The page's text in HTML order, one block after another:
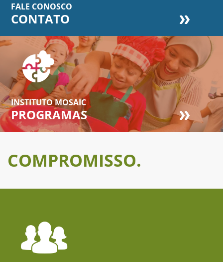
FALE CONOSCO
CONTATO
INSTITUTO MOSAIC
PROGRAMAS
COMPROMISSO.